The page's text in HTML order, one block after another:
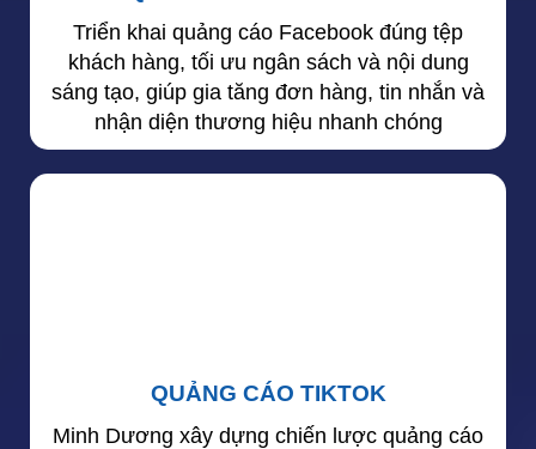
Triển khai quảng cáo Facebook đúng tệp
khách hàng, tối ưu ngân sách và nội dung
sáng tạo, giúp gia tăng đơn hàng, tin nhắn và
nhận diện thương hiệu nhanh chóng
QUẢNG CÁO TIKTOK
Minh Dương xây dựng chiến lược quảng cáo